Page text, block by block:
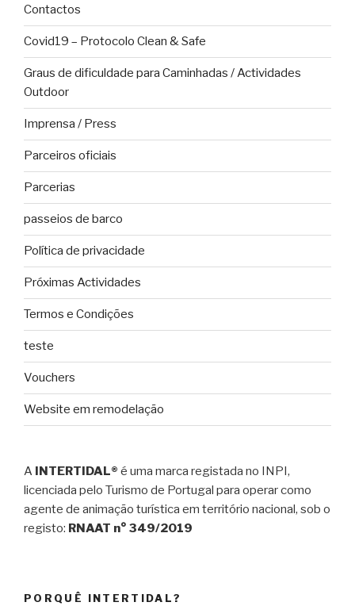
Contactos
Covid19 – Protocolo Clean & Safe
Graus de dificuldade para Caminhadas / Actividades
Outdoor
Imprensa / Press
Parceiros oficiais
Parcerias
passeios de barco
Política de privacidade
Próximas Actividades
Termos e Condições
teste
Vouchers
Website em remodelação
A INTERTIDAL® é uma marca registada no INPI,
licenciada pelo Turismo de Portugal para operar como
agente de animação turística em território nacional, sob o
registo: RNAAT n° 349/2019
PORQUÊ INTERTIDAL?